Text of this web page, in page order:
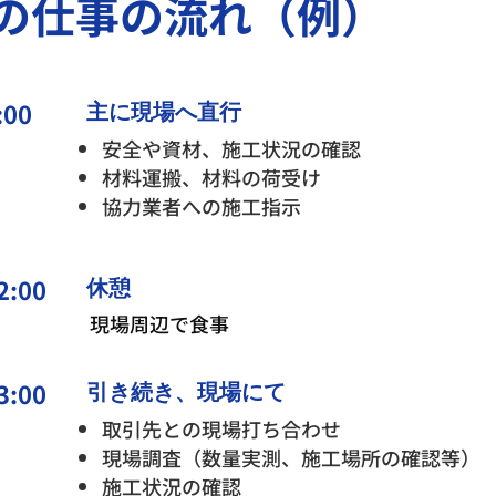
仕事の流れ（例）
主に現場へ直行
安全や資材、施工状況の確認
材料運搬、材料の荷受け
協力業者への施工指示
休憩
現場周辺で食事
引き続き、現場にて
取引先との現場打ち合わせ
現場調査（数量実測、施工場所の確認等）
施工状況の確認